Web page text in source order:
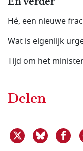
Hé, een nieuwe
Wat is eigenlijk
Tijd om het
Delen
Deel dit item
Deel